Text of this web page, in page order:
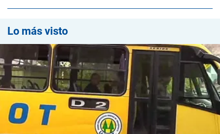
Lo más visto